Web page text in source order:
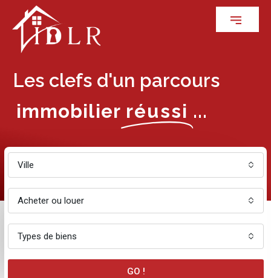
Les clefs d'un parcours
immobilier réussi ...
Ville
Acheter ou louer
Types de biens
GO !